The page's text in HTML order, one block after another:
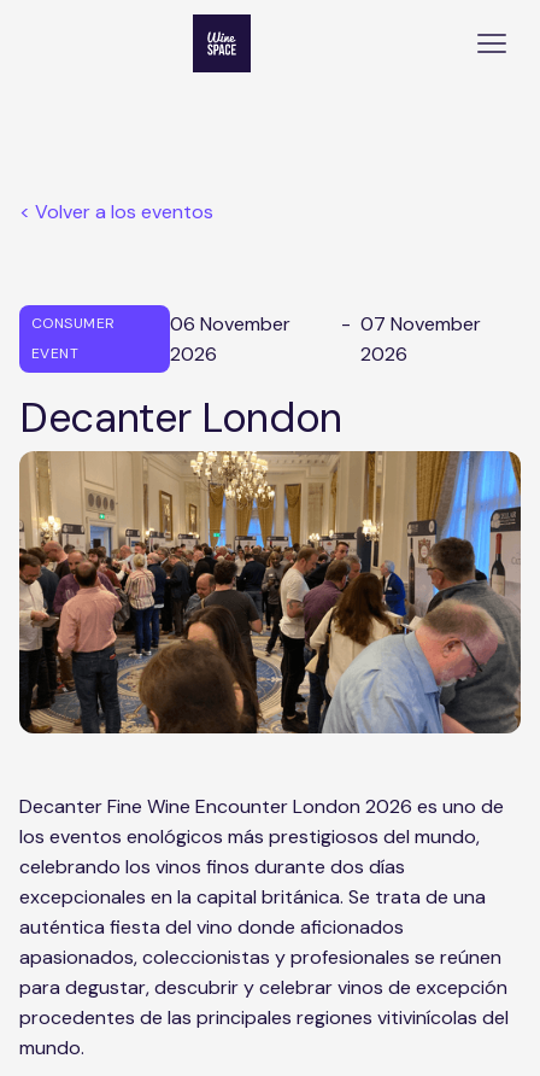
< Volver a los eventos
CONSUMER
EVENT
06 November
2026
- 07 November
2026
Decanter London
Decanter Fine Wine Encounter London 2026 es uno de
los eventos enológicos más prestigiosos del mundo,
celebrando los vinos finos durante dos días
excepcionales en la capital británica. Se trata de una
auténtica fiesta del vino donde aficionados
apasionados, coleccionistas y profesionales se reúnen
para degustar, descubrir y celebrar vinos de excepción
procedentes de las principales regiones vitivinícolas del
mundo.